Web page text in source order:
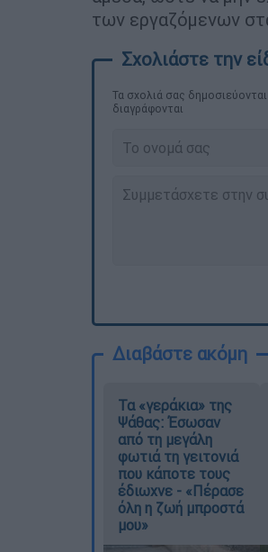
των εργαζόμενων
Τα σχολιά σας
διαγράφονται
Διαβάστε ακόμη
Τα «γεράκια» της
Ψάθας: Έσωσαν
από τη μεγάλη
φωτιά τη γειτονιά
που κάποτε τους
έδιωχνε - «Πέρασε
όλη η ζωή μπροστά
μου»